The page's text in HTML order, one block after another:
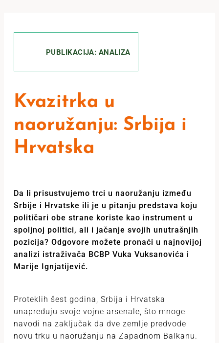
PUBLIKACIJA: ANALIZA
Kvazitrka u
naoružanju: Srbija i
Hrvatska
Da li prisustvujemo trci u naoružanju između
Srbije i Hrvatske ili je u pitanju predstava koju
političari obe strane koriste kao instrument u
spoljnoj politici, ali i jačanje svojih unutrašnjih
pozicija? Odgovore možete pronaći u najnovijoj
analizi istraživača BCBP Vuka Vuksanovića i
Marije Ignjatijević.
Proteklih šest godina, Srbija i Hrvatska
unapređuju svoje vojne arsenale, što mnoge
navodi na zaključak da dve zemlje predvode
novu trku u naoružanju na Zapadnom Balkanu.